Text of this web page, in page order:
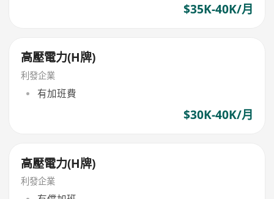
$35K-40K/月
高壓電力(H牌)
利發企業
有加班費
$30K-40K/月
高壓電力(H牌)
利發企業